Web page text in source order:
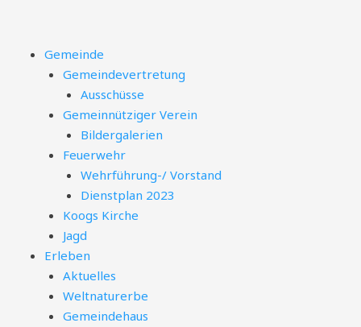
springenGemeinde
Gemeindevertretung
Ausschüsse
Gemeinnütziger Verein
Bildergalerien
Feuerwehr
Wehrführung-/ Vorstand
Dienstplan 2023
Koogs Kirche
Jagd
Erleben
Aktuelles
Weltnaturerbe
Gemeindehaus
Menü